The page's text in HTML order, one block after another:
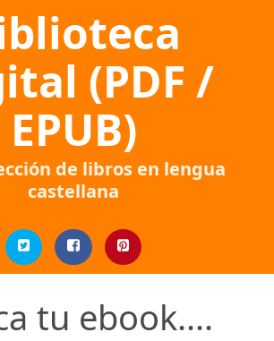
(PDF /
EPUB)
de libros en lengua
castellana
tu ebook....